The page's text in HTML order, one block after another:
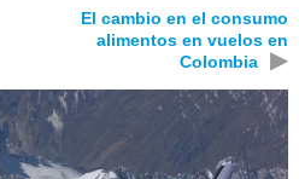
El cambio en el consumo
alimentos en vuelos en
Colombia
▶